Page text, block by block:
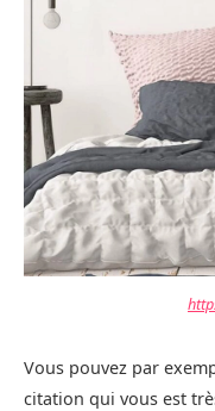
Vous pouvez par
citation qui vous est